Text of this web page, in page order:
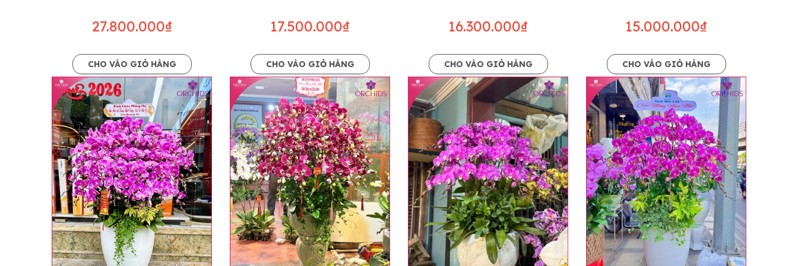
mặt bằng, nguyên vật liệu,..) nên giá có thể sẽ thay đổi so với giá niêm yết trên website. Khách hàng ở Tỉnh thành khác vui lòng chủ động hỏi lại
27.800.000₫
CHO VÀO GIỎ HÀNG
17.500.000₫
CHO VÀO GIỎ HÀNG
16.300.000₫
CHO VÀO GIỎ HÀNG
15.000.000₫
CHO VÀO GIỎ HÀNG